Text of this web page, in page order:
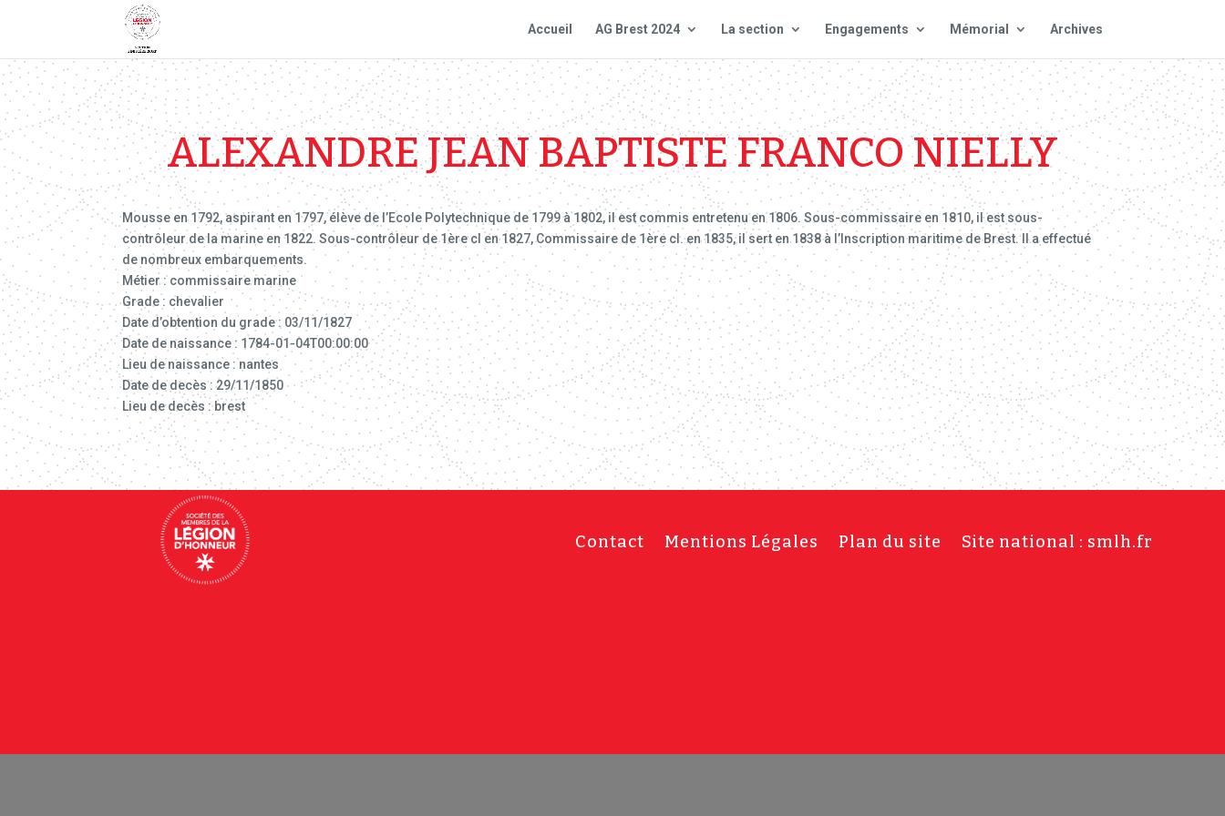
Accueil AG Brest 2024 La section Engagements Mémorial Archives
ALEXANDRE JEAN BAPTISTE FRANCO NIELLY
Mousse en 1792, aspirant en 1797, élève de l’Ecole Polytechnique de 1799 à 1802, il est commis entretenu en 1806. Sous-commissaire en 1810, il est sous-
contrôleur de la marine en 1822. Sous-contrôleur de 1ère cl en 1827, Commissaire de 1ère cl. en 1835, il sert en 1838 à l’Inscription maritime de Brest. Il a effectué
de nombreux embarquements.
Métier : commissaire marine
Grade : chevalier
Date d’obtention du grade : 03/11/1827
Date de naissance : 1784-01-04T00:00:00
Lieu de naissance : nantes
Date de decès : 29/11/1850
Lieu de decès : brest
Contact Mentions Légales Plan du site Site national : smlh.fr